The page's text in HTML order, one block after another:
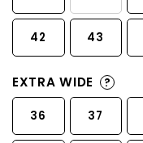
42 43
EXTRA WIDE ?
36 37